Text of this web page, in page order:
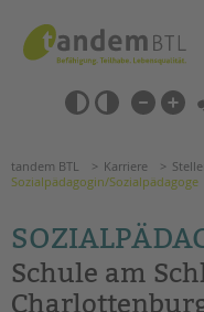
springen
Barrierefrei-
Einstellungen
überspringen
überspringen
KITA & FRÜHE HILFEN
SCHULE & GANZTAG
Grundschulen
Oberschulen
tandem BTL Karriere
Sozialpädagogin/Sozialpädagoge
Schule am